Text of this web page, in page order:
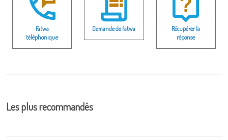
Fatwa
téléphonique
Demande de fatwa
Récupérer la
réponse
Les plus recommandés